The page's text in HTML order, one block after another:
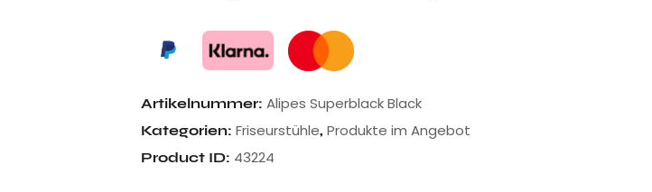
Artikelnummer: Alipes Superblack Black
Kategorien: Friseurstühle, Produkte im Angebot
Product ID: 43224